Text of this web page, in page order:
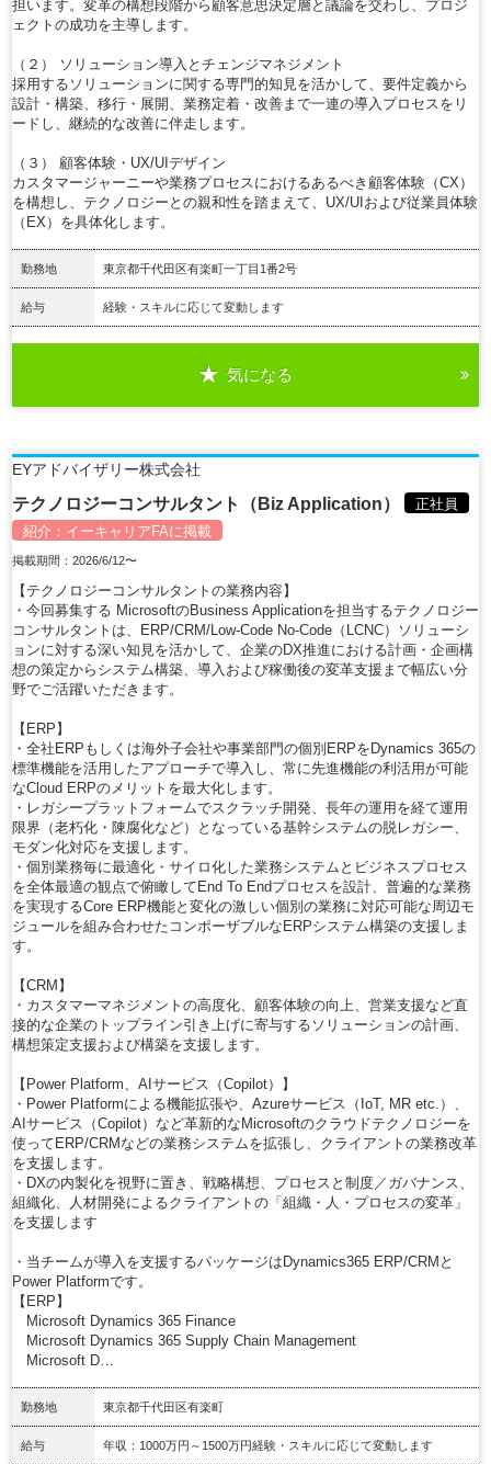
担います。変革の構想段階から顧客意思決定層と議論を交わし、プロジ
ェクトの成功を主導します。
（２） ソリューション導入とチェンジマネジメント
採用するソリューションに関する専門的知見を活かして、要件定義から
設計・構築、移行・展開、業務定着・改善まで一連の導入プロセスをリ
ードし、継続的な改善に伴走します。
（３） 顧客体験・UX/UIデザイン
カスタマージャーニーや業務プロセスにおけるあるべき顧客体験（CX）
を構想し、テクノロジーとの親和性を踏まえて、UX/UIおよび従業員体験
（EX）を具体化します。
勤務地 東京都千代田区有楽町一丁目1番2号
給与 経験・スキルに応じて変動します
気になる
EYアドバイザリー株式会社
テクノロジーコンサルタント（Biz Application）
正社員
紹介： イーキャリアFAに掲載
掲載期間：2026/6/12〜
【テクノロジーコンサルタントの業務内容】
・今回募集する MicrosoftのBusiness Applicationを担当するテクノロジー
コンサルタントは、ERP/CRM/Low-Code No-Code（LCNC）ソリューシ
ョンに対する深い知見を活かして、企業のDX推進における計画・企画構
想の策定からシステム構築、導入および稼働後の変革支援まで幅広い分
野でご活躍いただきます。
【ERP】
・全社ERPもしくは海外子会社や事業部門の個別ERPをDynamics 365の
標準機能を活用したアプローチで導入し、常に先進機能の利活用が可能
なCloud ERPのメリットを最大化します。
・レガシープラットフォームでスクラッチ開発、長年の運用を経て運用
限界（老朽化・陳腐化など）となっている基幹システムの脱レガシー、
モダン化対応を支援します。
・個別業務毎に最適化・サイロ化した業務システムとビジネスプロセス
を全体最適の観点で俯瞰してEnd To Endプロセスを設計、普遍的な業務
を実現するCore ERP機能と変化の激しい個別の業務に対応可能な周辺モ
ジュールを組み合わせたコンポーザブルなERPシステム構築の支援しま
す。
【CRM】
・カスタマーマネジメントの高度化、顧客体験の向上、営業支援など直
接的な企業のトップライン引き上げに寄与するソリューションの計画、
構想策定支援および構築を支援します。
【Power Platform、AIサービス（Copilot）】
・Power Platformによる機能拡張や、Azureサービス（IoT, MR etc.）、
AIサービス（Copilot）など革新的なMicrosoftのクラウドテクノロジーを
使ってERP/CRMなどの業務システムを拡張し、クライアントの業務改革
を支援します。
・DXの内製化を視野に置き、戦略構想、プロセスと制度／ガバナンス、
組織化、人材開発によるクライアントの「組織・人・プロセスの変革」
を支援します
・当チームが導入を支援するパッケージはDynamics365 ERP/CRMと
Power Platformです。
【ERP】
Microsoft Dynamics 365 Finance
Microsoft Dynamics 365 Supply Chain Management
Microsoft D…
勤務地 東京都千代田区有楽町
給与 年収：1000万円～1500万円経験・スキルに応じて変動します